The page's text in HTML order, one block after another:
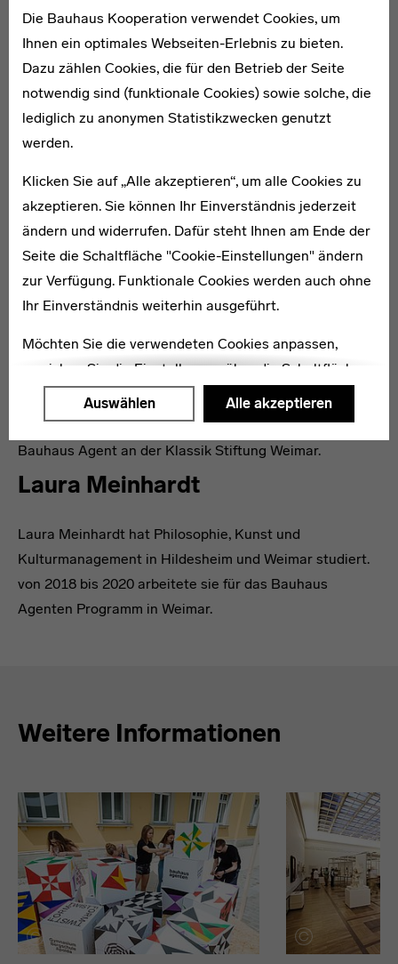
Die Bauhaus Kooperation verwendet Cookies, um
Ihnen ein optimales Webseiten-Erlebnis zu bieten.
Dazu zählen Cookies, die für den Betrieb der Seite
notwendig sind (funktionale Cookies) sowie solche, die
lediglich zu anonymen Statistikzwecken genutzt
werden.
Klicken Sie auf „Alle akzeptieren“, um alle Cookies zu
akzeptieren. Sie können Ihr Einverständnis jederzeit
ändern und widerrufen. Dafür steht Ihnen am Ende der
Seite die Schaltfläche "Cookie-Einstellungen" ändern
zur Verfügung. Funktionale Cookies werden auch ohne
Ihr Einverständnis weiterhin ausgeführt.
Möchten Sie die verwendeten Cookies anpassen,
erreichen Sie die Einstellungen über die Schaltfläche
"Auswählen".
Datenschutzerklärung oder demImpressum.
Auswählen Alle akzeptieren
2020 war sie Weimarer Mitarbeiterin im Programm
Bauhaus Agenten und erkundete neue Wege in der
partizipativen Museumsentwicklung.
Valerie Stephani
Valerie Stephani beschäftigt sich in ihrer Arbeit
Prozesse eingebunden werden können. Vor ihrer Arbeit
als Bauhaus Agentin studierte sie Produktdesign an der
Jahre am Institut für Partizipatives Gestalten / IPG in
Oldenburg.
Kunsterziehung als Doppelfach an der Bauhaus
Universität Weimar. Von 2016 bis 2020 arbeitete er als
Bauhaus Agent an der Klassik Stiftung Weimar.
Laura Meinhardt
Laura Meinhardt hat Philosophie, Kunst und
Kulturmanagement in Hildesheim und Weimar studiert.
von 2018 bis 2020 arbeitete sie für das Bauhaus
Agenten Programm in Weimar.
Weitere Informationen